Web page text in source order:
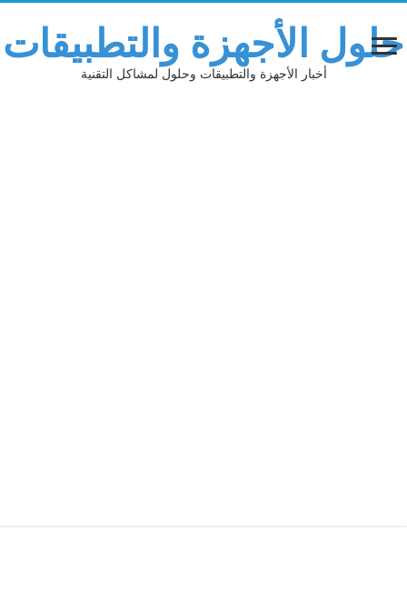
الأجهزة والتطبيقات
أخبار الأجهزة والتطبيقات وحلول لمشاكل التقنية